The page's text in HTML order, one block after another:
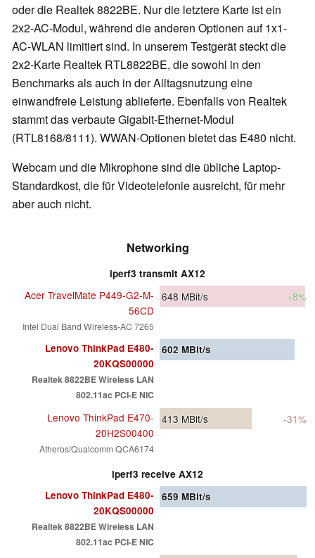
oder die Realtek 8822BE. Nur die letztere Karte ist ein
2x2-AC-Modul, während die anderen Optionen auf 1x1-
AC-WLAN limitiert sind. In unserem Testgerät steckt die
2x2-Karte Realtek RTL8822BE, die sowohl in den
Benchmarks als auch in der Alltagsnutzung eine
einwandfreie Leistung ablieferte. Ebenfalls von Realtek
stammt das verbaute Gigabit-Ethernet-Modul
(RTL8168/8111). WWAN-Optionen bietet das E480 nicht.
Webcam und die Mikrophone sind die übliche Laptop-
Standardkost, die für Videotelefonie ausreicht, für mehr
aber auch nicht.
Networking
iperf3 transmit AX12
Acer TravelMate P449-G2-M-
56CD
Intel Dual Band Wireless-AC 7265
648 MBit/s +8%
Lenovo ThinkPad E480-
20KQS00000
Realtek 8822BE Wireless LAN
802.11ac PCI-E NIC
602 MBit/s
Lenovo ThinkPad E470-
20H2S00400
Atheros/Qualcomm QCA6174
413 MBit/s -31%
iperf3 receive AX12
Lenovo ThinkPad E480-
20KQS00000
Realtek 8822BE Wireless LAN
802.11ac PCI-E NIC
659 MBit/s